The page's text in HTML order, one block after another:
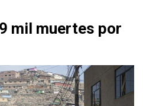
mil muertes por